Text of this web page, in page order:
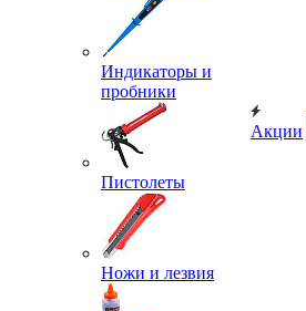
Индикаторы и
пробники
Пистолеты
Ножи и лезвия
Акции